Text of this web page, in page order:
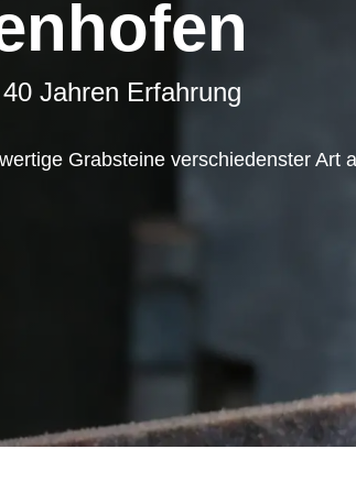
Jahren Erfahrung
Grabsteine verschiedenster Art